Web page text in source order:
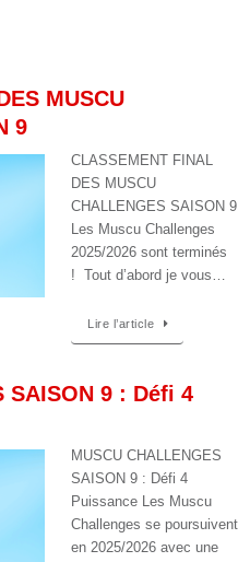
MUSCU
9
CLASSEMENT FINAL
DES MUSCU
CHALLENGES SAISON 9
Les Muscu Challenges
2025/2026 sont terminés
! Tout d’abord je vous…
Lire l’article
SAISON 9 : Défi 4
MUSCU CHALLENGES
SAISON 9 : Défi 4
Puissance Les Muscu
Challenges se poursuivent
en 2025/2026 avec une